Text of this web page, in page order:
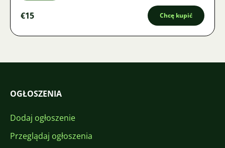
€15 Chcę kupić
OGŁOSZENIA
Dodaj ogłoszenie
Przeglądaj ogłoszenia